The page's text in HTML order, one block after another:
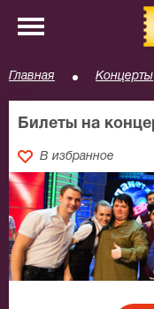
Главная Концерты
Билеты на
В избранное